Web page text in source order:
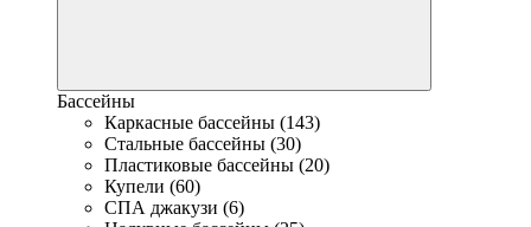
Бассейны
Каркасные бассейны (143)
Стальные бассейны (30)
Пластиковые бассейны (20)
Купели (60)
СПА джакузи (6)